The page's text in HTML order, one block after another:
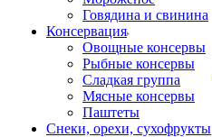
Говядина и свинина
Консервация
Овощные консервы
Рыбные консервы
Сладкая группа
Мясные консервы
Паштеты
Снеки, орехи, сухофрукты